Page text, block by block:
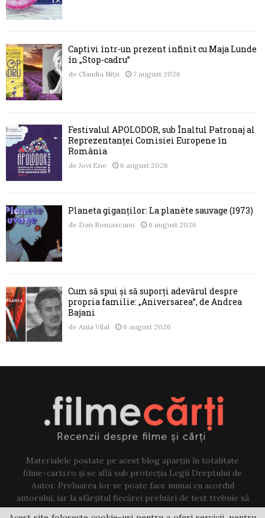
Captivi într-un prezent infinit cu Maja Lunde
în „Stop-cadru”
de Claudia Nițu 7 august 2026
Festivalul APOLODOR, sub Înaltul Patronaj al
Reprezentanței Comisiei Europene în
România
de Jovi Ene 6 august 2026
Planeta giganților: La planète sauvage (1973)
de Dan Romascanu 6 august 2026
Cum să spui și să suporți adevărul despre
propria familie: „Aniversarea”, de Andrea
Bajani
de Ania Vilal 6 august 2026
Materialele postate pe acest blog aparțin în totalitate
filme-carti.ro și se află sub protecția Legii Dreptului de
Autor. Preluarea lor se poate face numai cu acordul
autorului, iar la sfârșitul fiecărei preluări de text trebuie să
existe un link către acest blog.